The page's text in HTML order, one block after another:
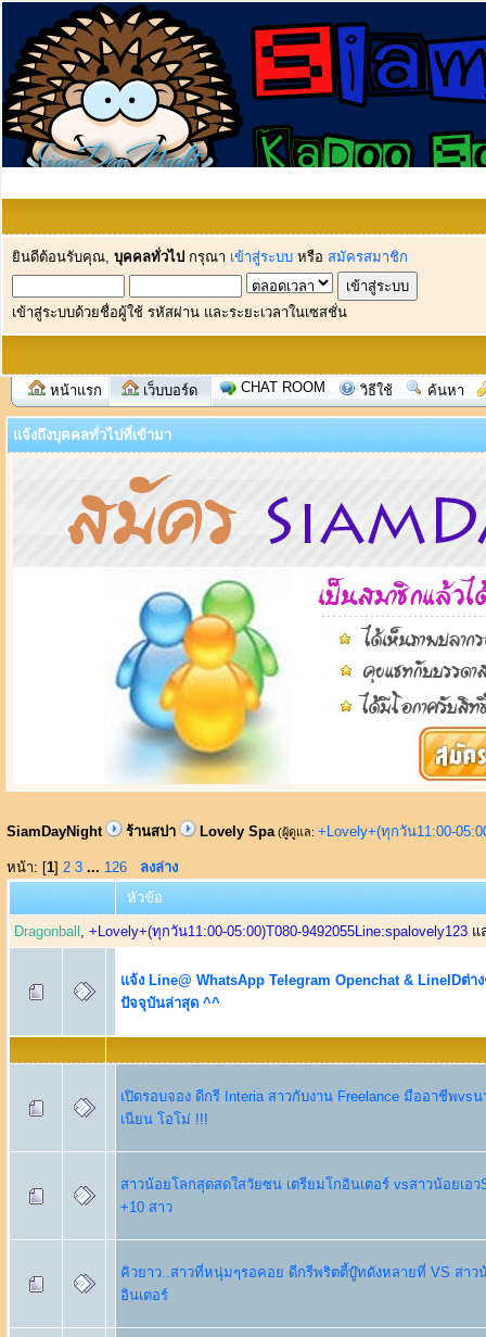
ยินดีต้อนรับคุณ, บุคคลทั่วไป กรุณา เข้าสู่ระบบ หรือ สมัครสมาชิก
เข้าสู่ระบบด้วยชื่อผู้ใช้ รหัสผ่าน และระยะเวลาในเซสชั่น
หน้าแรก เว็บบอร์ด CHAT ROOM วิธีใช้ ค้นหา
แจ้งถึงบุคคลทั่วไปที่เข้ามา
SiamDayNight ร้านสปา Lovely Spa (ผู้ดูแล: +Lovely+(ทุกวัน11:00-
หน้า: [1] 2 3 ... 126
ลงล่าง
หัวข้อ
Dragonball +Lovely+(ทุกวัน11:00-05:00)T080-9492055Line:spalovely123 แ
แจ้ง Line@ WhatsApp Telegram Openchat & LineIDต่า
ปัจจุบันล่าสุด ^^
เปิดรอบจอง ดีกรี Interia สาวกับงาน Freelance มืออาชีพvsน
เนียน โอโม่ !!!
สาวน้อยโลกสุดสดใสวัยซน เตรียมโกอินเตอร์ vsสาวน้อยเอว
+10 สาว
คิวยาว..สาวที่หนุ่มๆรอคอย ดีกรีพริตตี้บู๊ทดังหลายที่ VS สาว
อินเตอร์